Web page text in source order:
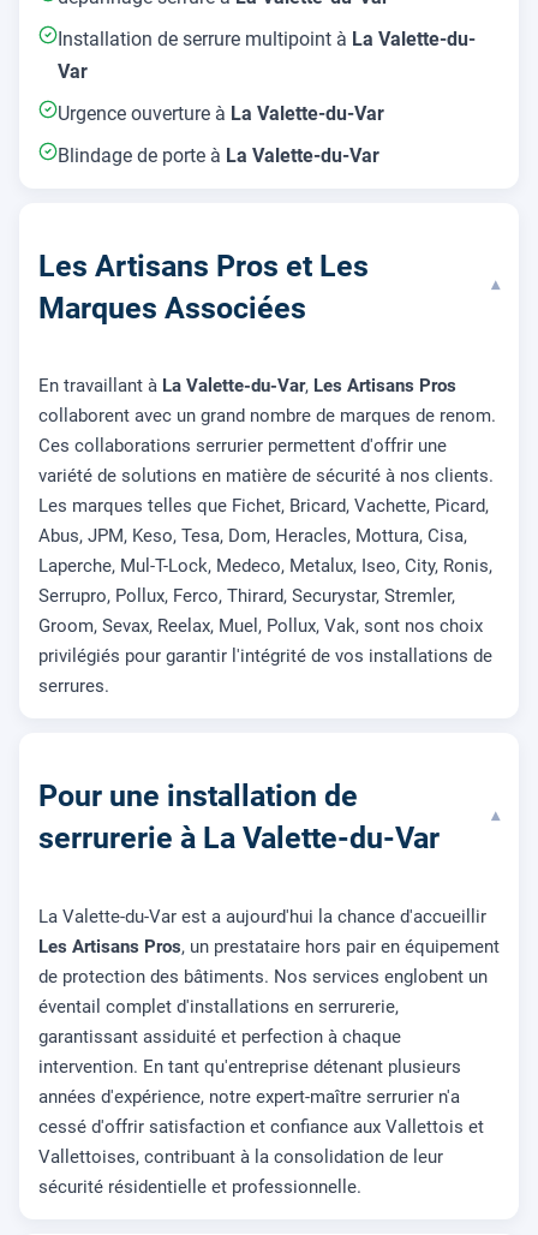
Installation de serrure multipoint à La Valette-du-
Var
Urgence ouverture à La Valette-du-Var
Blindage de porte à La Valette-du-Var
Les Artisans Pros et Les
Marques Associées
▾
En travaillant à La Valette-du-Var, Les Artisans Pros
collaborent avec un grand nombre de marques de renom.
Ces collaborations serrurier permettent d'offrir une
variété de solutions en matière de sécurité à nos clients.
Les marques telles que Fichet, Bricard, Vachette, Picard,
Abus, JPM, Keso, Tesa, Dom, Heracles, Mottura, Cisa,
Laperche, Mul-T-Lock, Medeco, Metalux, Iseo, City, Ronis,
Serrupro, Pollux, Ferco, Thirard, Securystar, Stremler,
Groom, Sevax, Reelax, Muel, Pollux, Vak, sont nos choix
privilégiés pour garantir l'intégrité de vos installations de
serrures.
Pour une installation de
serrurerie à La Valette-du-Var
▾
La Valette-du-Var est a aujourd'hui la chance d'accueillir
Les Artisans Pros, un prestataire hors pair en équipement
de protection des bâtiments. Nos services englobent un
éventail complet d'installations en serrurerie,
garantissant assiduité et perfection à chaque
intervention. En tant qu'entreprise détenant plusieurs
années d'expérience, notre expert-maître serrurier n'a
cessé d'offrir satisfaction et confiance aux Vallettois et
Vallettoises, contribuant à la consolidation de leur
sécurité résidentielle et professionnelle.